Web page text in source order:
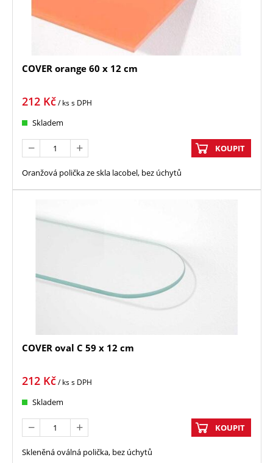
COVER orange 60 x 12 cm
212 Kč/ kss DPH
Skladem
KOUPIT
Oranžová polička ze skla lacobel, bez úchytů
COVER oval C 59 x 12 cm
212 Kč/ kss DPH
Skladem
KOUPIT
Skleněná oválná polička, bez úchytů